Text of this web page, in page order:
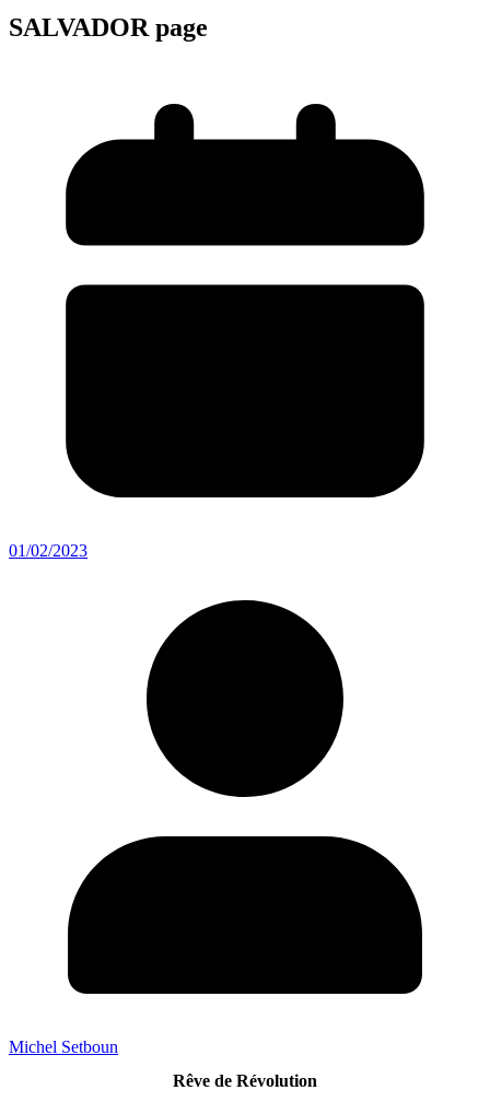
SALVADOR page
01/02/2023
Michel Setboun
Rêve de Révolution